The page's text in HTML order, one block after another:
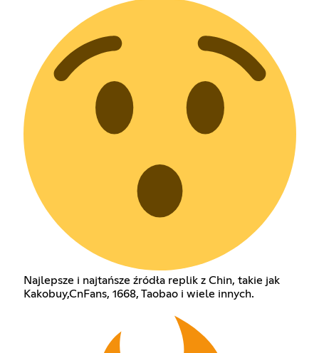
Najlepsze i najtańsze źródła replik z Chin, takie jak
Kakobuy,CnFans, 1668, Taobao i wiele innych.